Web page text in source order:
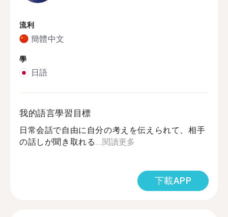
流利
簡體中文
學
日語
我的語言學習目標
日常会話で自由に自分の考えを伝えられて、相手
の話しが聞き取れる...閱讀更多
下載APP